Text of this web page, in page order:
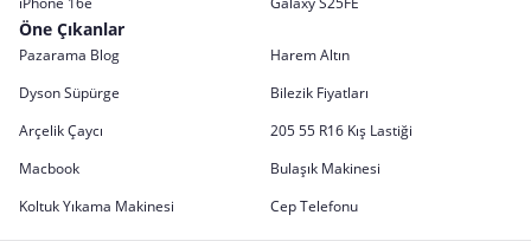
Öne Çıkanlar
Pazarama Blog
Harem Altın
Dyson Süpürge
Bilezik Fiyatları
Arçelik Çaycı
205 55 R16 Kış Lastiği
Macbook
Bulaşık Makinesi
Koltuk Yıkama Makinesi
Cep Telefonu